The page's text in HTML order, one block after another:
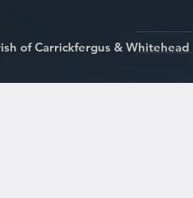
of Carrickfergus & Whitehead